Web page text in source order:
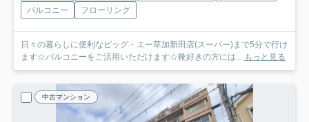
バルコニー
フローリング
日々の暮らしに便利なビッグ・エー草加新田店(スーパー)まで5分で行け
ます☆バルコニーをご活用いただけます☆靴好きの方には... もっと見る
中古マンション